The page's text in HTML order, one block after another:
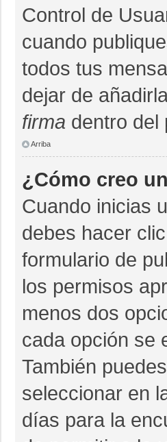
Control de
cuando
todos tus
dejar de
firma dentro del
Arriba
¿Cómo creo
Cuando inicias
debes hacer
formulario de
los permisos
menos dos
cada opción se
También
seleccionar en
días para la